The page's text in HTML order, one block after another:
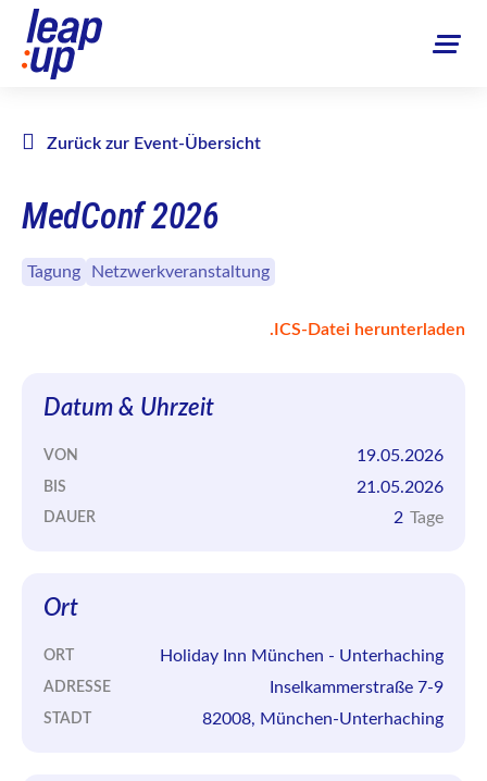
Zurück zur Event-Übersicht
MedConf 2026
Tagung Netzwerkveranstaltung
.ICS-Datei herunterladen
Datum & Uhrzeit
VON 19.05.2026
BIS 21.05.2026
DAUER 2 Tage
Ort
ORT Holiday Inn München - Unterhaching
ADRESSE Inselkammerstraße 7-9
STADT 82008, München-Unterhaching